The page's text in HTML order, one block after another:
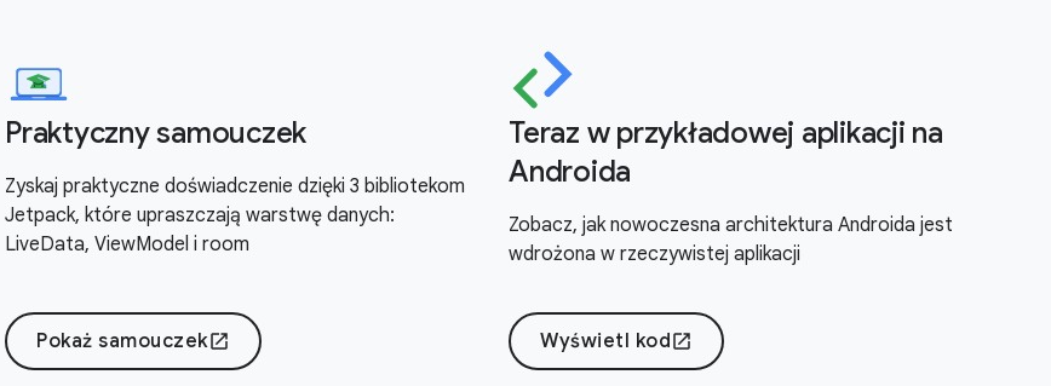
Praktyczny samouczek
Zyskaj praktyczne doświadczenie dzięki 3 bibliotekom
Jetpack, które upraszczają warstwę danych:
LiveData, ViewModel i room
Pokaż samouczekopen_in_new
Teraz w przykładowej aplikacji na
Androida
Zobacz, jak nowoczesna architektura Androida jest
wdrożona w rzeczywistej aplikacji
Wyświetl kodopen_in_new